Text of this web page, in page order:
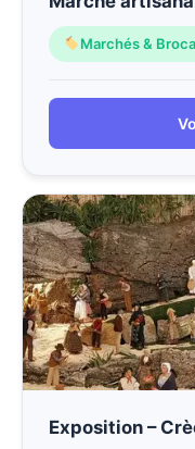
Marchés &
Exposition –